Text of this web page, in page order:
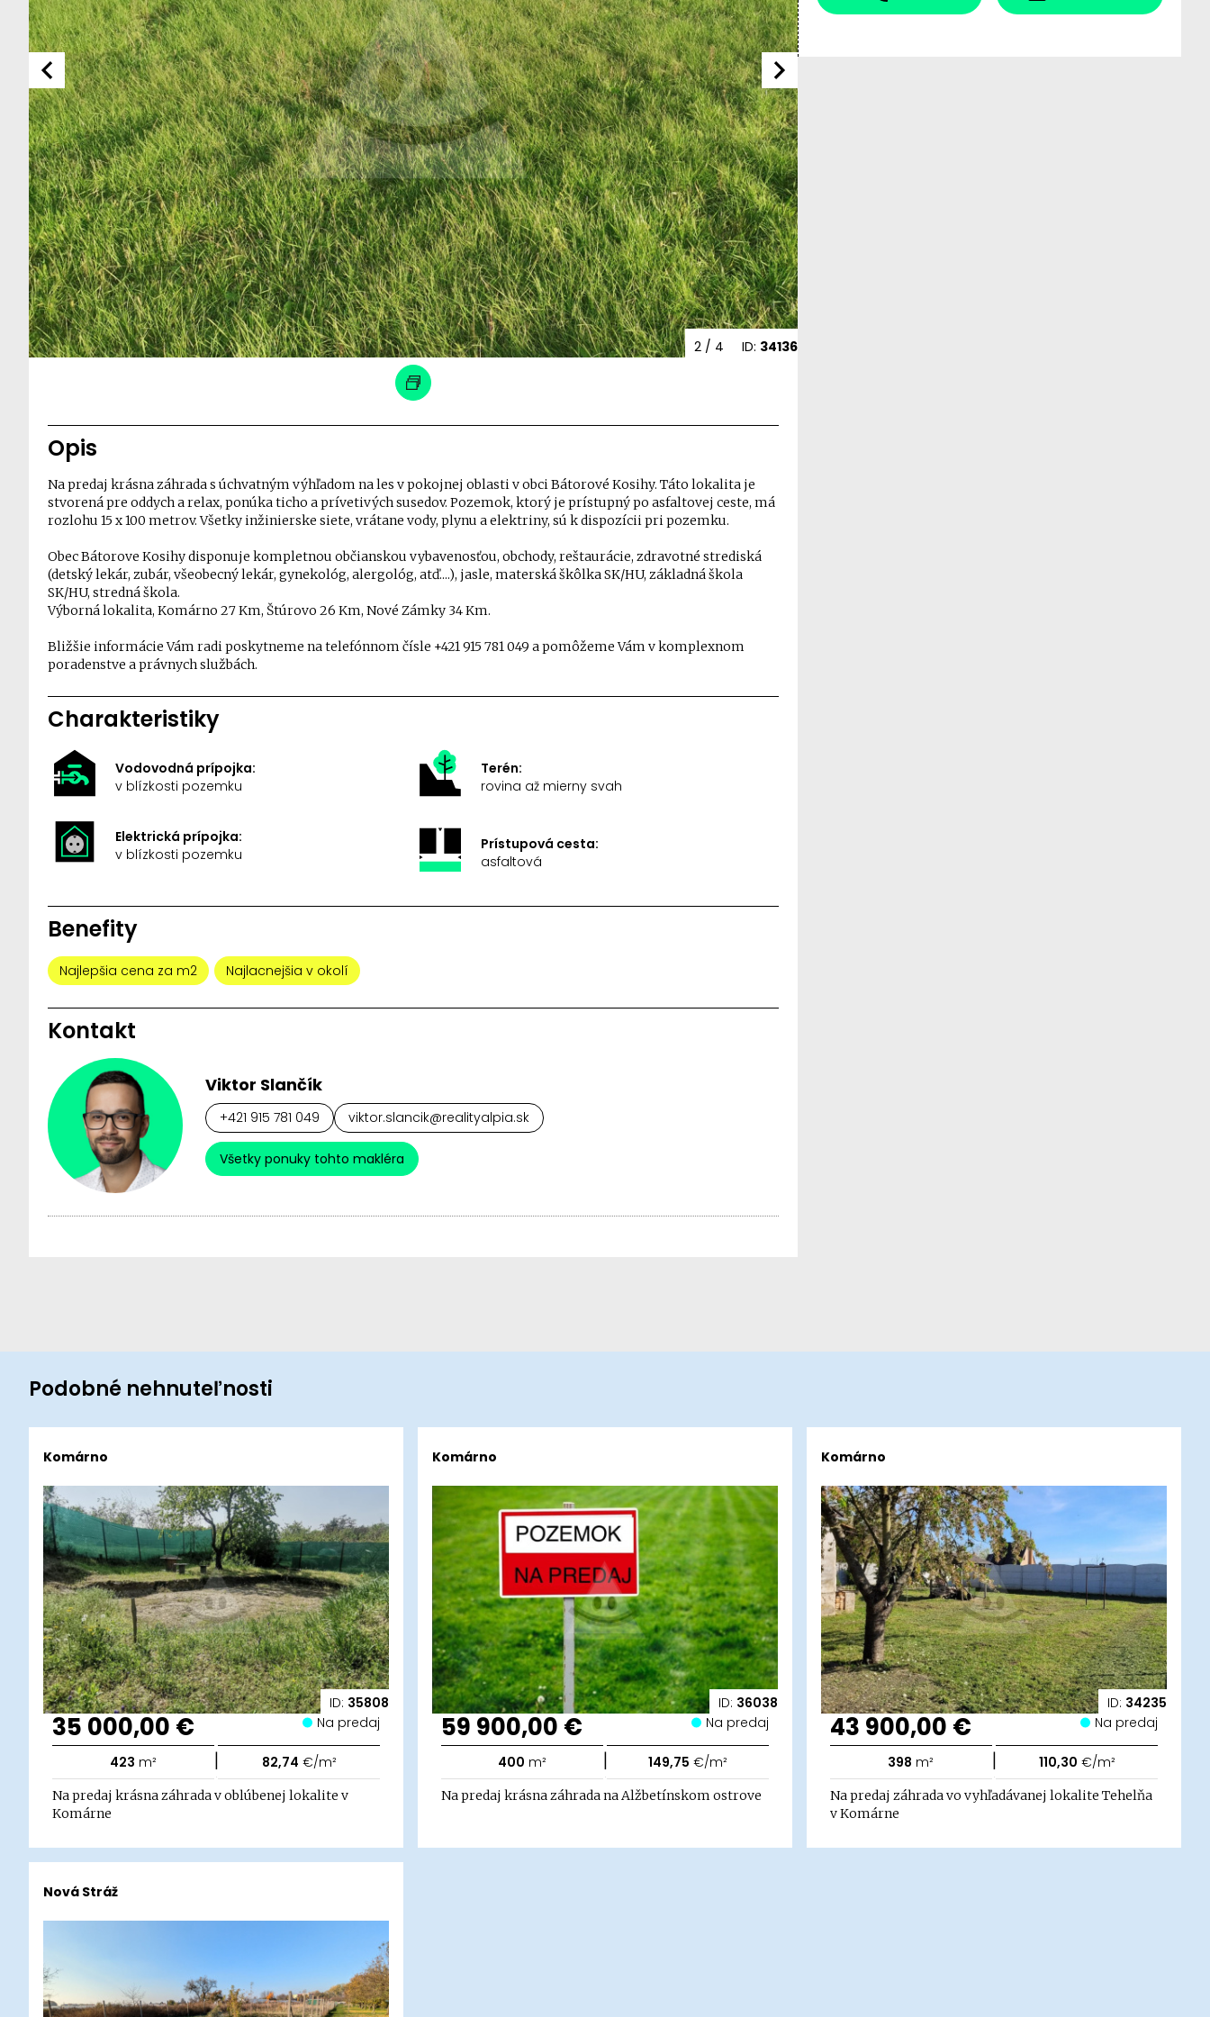
ID: 34136
2/ 4
Opis
Na predaj krásna záhrada s úchvatným výhľadom na les v pokojnej oblasti v obci Bátorové Kosihy. Táto lokalita je
stvorená pre oddych a relax, ponúka ticho a prívetivých susedov. Pozemok, ktorý je prístupný po asfaltovej ceste, má
rozlohu 15 x 100 metrov. Všetky inžinierske siete, vrátane vody, plynu a elektriny, sú k dispozícii pri pozemku.
Obec Bátorove Kosihy disponuje kompletnou občianskou vybavenosťou, obchody, reštaurácie, zdravotné strediská
(detský lekár, zubár, všeobecný lekár, gynekológ, alergológ, atď....), jasle, materská škôlka SK/HU, základná škola
SK/HU, stredná škola.
Výborná lokalita, Komárno 27 Km, Štúrovo 26 Km, Nové Zámky 34 Km.
Bližšie informácie Vám radi poskytneme na telefónnom čísle +421 915 781 049 a pomôžeme Vám v komplexnom
poradenstve a právnych službách.
Charakteristiky
Vodovodná prípojka:
v blízkosti pozemku
Terén:
rovina až mierny svah
Elektrická prípojka:
v blízkosti pozemku
Prístupová cesta:
asfaltová
Benefity
Najlepšia cena za m2 Najlacnejšia v okolí
Kontakt
Viktor Slančík
+421 915 781 049 viktor.slancik@realityalpia.sk
Všetky ponuky tohto makléra
Podobné nehnuteľnosti
ID: 35808
Komárno
35 000,00 € Na predaj
423 m² | 82,74 €/m²
Na predaj krásna záhrada v oblúbenej lokalite v
Komárne
ID: 36038
Komárno
59 900,00 € Na predaj
400 m² | 149,75 €/m²
Na predaj krásna záhrada na Alžbetínskom ostrove
ID: 34235
Komárno
43 900,00 € Na predaj
398 m² | 110,30 €/m²
Na predaj záhrada vo vyhľadávanej lokalite Tehelňa
v Komárne
Nová Stráž